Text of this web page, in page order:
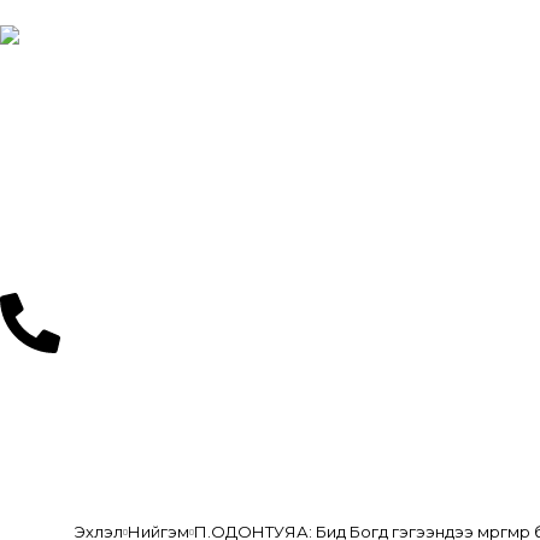
Эхлэл Нийгэм П.ОДОНТУЯА: Бид Богд гэгээндээ мөргөмөөр